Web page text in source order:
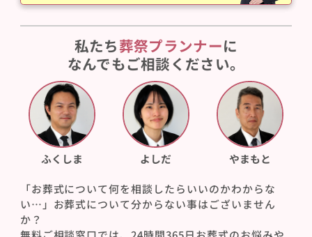
私たち葬祭プランナーに
なんでもご相談ください。
ふくしま よしだ やまもと
「お葬式について何を相談したらいいのかわからな
い…」お葬式について分からない事はございません
か？